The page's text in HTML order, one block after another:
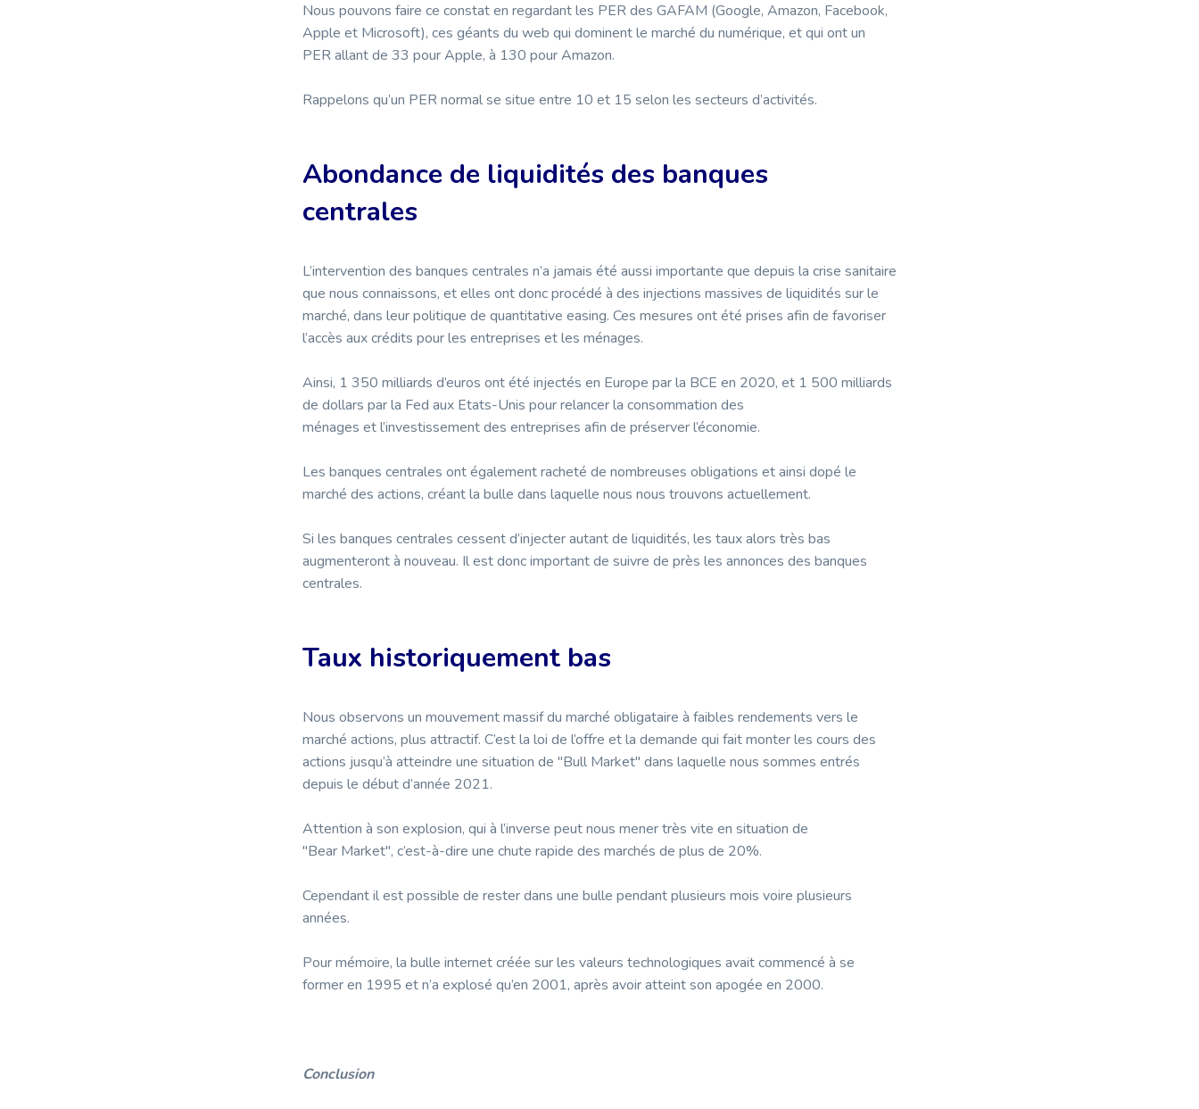
Nous pouvons faire ce constat en regardant les PER des GAFAM (Google, Amazon, Facebook,
Apple et Microsoft), ces géants du web qui dominent le marché du numérique, et qui ont un
PER allant de 33 pour Apple, à 130 pour Amazon.
Rappelons qu’un PER normal se situe entre 10 et 15 selon les secteurs d’activités.
Abondance de liquidités des banques
centrales
L’intervention des banques centrales n’a jamais été aussi importante que depuis la crise sanitaire
que nous connaissons, et elles ont donc procédé à des injections massives de liquidités sur le
marché, dans leur politique de quantitative easing. Ces mesures ont été prises afin de favoriser
l’accès aux crédits pour les entreprises et les ménages.
Ainsi, 1 350 milliards d’euros ont été injectés en Europe par la BCE en 2020, et 1 500 milliards
de dollars par la Fed aux Etats-Unis pour relancer la consommation des
ménages et l’investissement des entreprises afin de préserver l’économie.
Les banques centrales ont également racheté de nombreuses obligations et ainsi dopé le
marché des actions, créant la bulle dans laquelle nous nous trouvons actuellement.
Si les banques centrales cessent d’injecter autant de liquidités, les taux alors très bas
augmenteront à nouveau. Il est donc important de suivre de près les annonces des banques
centrales.
Taux historiquement bas
Nous observons un mouvement massif du marché obligataire à faibles rendements vers le
marché actions, plus attractif. C’est la loi de l’offre et la demande qui fait monter les cours des
actions jusqu’à atteindre une situation de "Bull Market" dans laquelle nous sommes entrés
depuis le début d’année 2021.
Attention à son explosion, qui à l’inverse peut nous mener très vite en situation de
"Bear Market", c’est-à-dire une chute rapide des marchés de plus de 20%.
Cependant il est possible de rester dans une bulle pendant plusieurs mois voire plusieurs
années.
Pour mémoire, la bulle internet créée sur les valeurs technologiques avait commencé à se
former en 1995 et n’a explosé qu’en 2001, après avoir atteint son apogée en 2000.
Conclusion